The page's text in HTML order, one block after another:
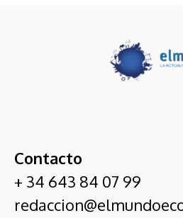
Contacto
+ 34 643 84 07 99